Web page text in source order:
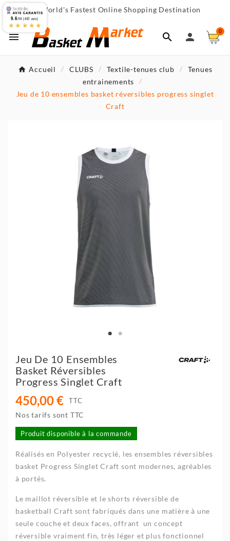
 World's Fastest Online Shopping Destination
  
0
Accueil CLUBS Textile-tenues club
Tenues
entrainements
Jeu de 10 ensembles basket réversibles progress singlet
Craft
Jeu De 10 Ensembles
Basket Réversibles
Progress Singlet Craft
450,00 € TTC
Nos tarifs sont TTC
Produit disponible à la commande
Réalisés en Polyester recyclé, les ensembles réversibles
basket Progress Singlet Craft sont modernes, agréables
à portés.
Le maillot réversible et le shorts réversible de
basketball Craft sont fabriqués dans une matière à une
seule couche et deux faces, offrant un concept
réversible vraiment fin, très léger et plus fonctionnel
9.6/10 (467 avis)
★★★★★